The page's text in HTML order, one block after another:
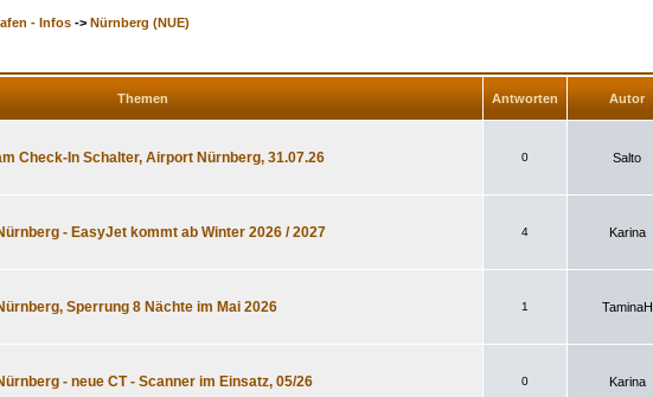
- Infos -> Nürnberg (NUE)
Themen Antworten Autor
Check-In Schalter, Airport Nürnberg, 31.07.26 0 Salto
- EasyJet kommt ab Winter 2026 / 2027 4 Karina
Sperrung 8 Nächte im Mai 2026 1 TaminaH
- neue CT - Scanner im Einsatz, 05/26 0 Karina